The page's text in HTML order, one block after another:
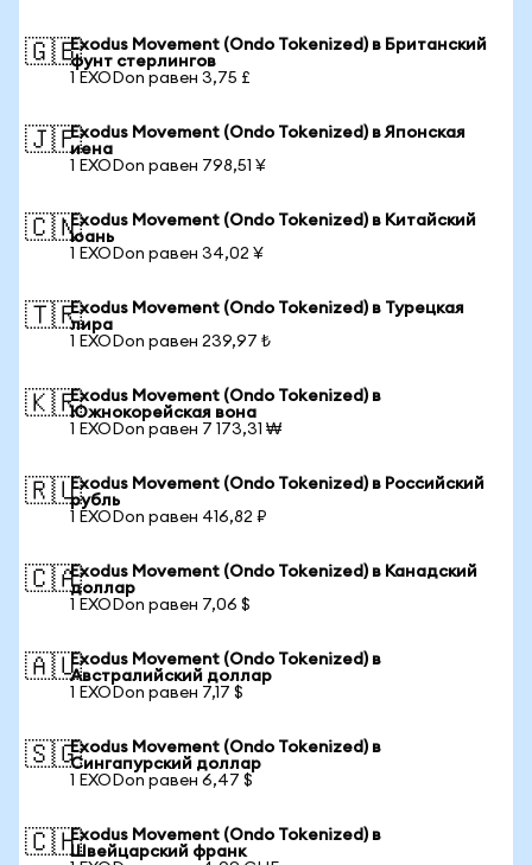
🇬🇧Exodus Movement (Ondo Tokenized) в Британский
фунт стерлингов
1 EXODon равен 3,75 £
🇯🇵Exodus Movement (Ondo Tokenized) в Японская
иена
1 EXODon равен 798,51 ¥
🇨🇳Exodus Movement (Ondo Tokenized) в Китайский
юань
1 EXODon равен 34,02 ¥
🇹🇷Exodus Movement (Ondo Tokenized) в Турецкая
лира
1 EXODon равен 239,97 ₺
🇰🇷Exodus Movement (Ondo Tokenized) в
Южнокорейская вона
1 EXODon равен 7 173,31 ₩
🇷🇺Exodus Movement (Ondo Tokenized) в Российский
рубль
1 EXODon равен 416,82 ₽
🇨🇦Exodus Movement (Ondo Tokenized) в Канадский
доллар
1 EXODon равен 7,06 $
🇦🇺Exodus Movement (Ondo Tokenized) в
Австралийский доллар
1 EXODon равен 7,17 $
🇸🇬Exodus Movement (Ondo Tokenized) в
Сингапурский доллар
1 EXODon равен 6,47 $
🇨🇭Exodus Movement (Ondo Tokenized) в
Швейцарский франк